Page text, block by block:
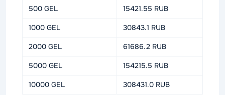
500 GEL 15421.55 RUB
1000 GEL 30843.1 RUB
2000 GEL 61686.2 RUB
5000 GEL 154215.5 RUB
10000 GEL 308431.0 RUB